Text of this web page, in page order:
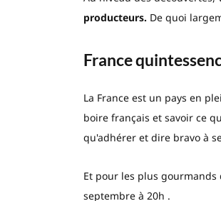
producteurs. De quoi
France
La France est un pays en
boire français et savoir ce
qu'adhérer et dire bravo à
Et pour les plus gourmands
septembre à 20h .